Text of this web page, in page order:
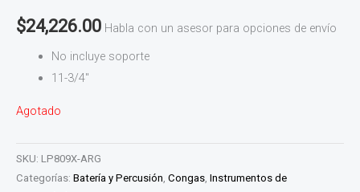
$24,226.00 Habla con un asesor para opciones de envío
No incluye soporte
11-3/4″
Agotado
SKU: LP809X-ARG
Categorías: Batería y Percusión Congas Instrumentos de